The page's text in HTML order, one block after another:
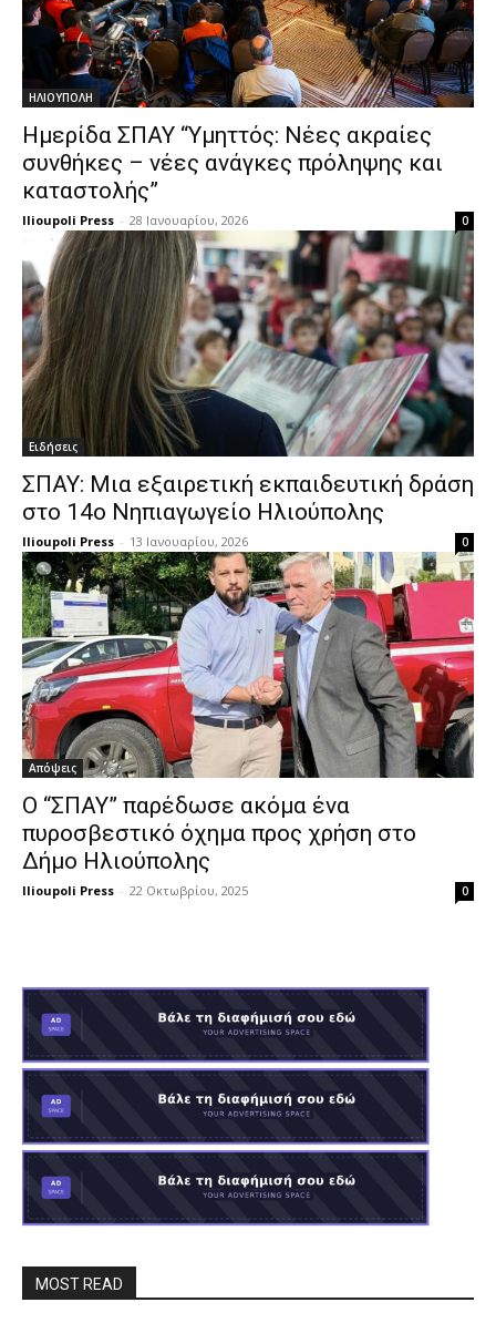
ΗΛΙΟΥΠΟΛΗ
Ημερίδα ΣΠΑΥ “Υμηττός: Νέες ακραίες
συνθήκες – νέες ανάγκες πρόληψης και
καταστολής”
Ilioupoli Press - 28 Ιανουαρίου, 2026 0
Ειδήσεις
ΣΠΑΥ: Μια εξαιρετική εκπαιδευτική δράση
στο 14ο Νηπιαγωγείο Ηλιούπολης
Ilioupoli Press - 13 Ιανουαρίου, 2026 0
Απόψεις
Ο “ΣΠΑΥ” παρέδωσε ακόμα ένα
πυροσβεστικό όχημα προς χρήση στο
Δήμο Ηλιούπολης
Ilioupoli Press - 22 Οκτωβρίου, 2025 0
MOST READ